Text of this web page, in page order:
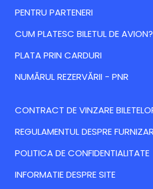
PENTRU PARTENERI
CUM PLATESC BILETUL DE AVION?
PLATA PRIN CARDURI
NUMĂRUL REZERVĂRII - PNR
CONTRACT DE VINZARE
REGULAMENTUL DESPRE
POLITICA DE CONFIDENTIALITATE
INFORMATIE DESPRE SITE